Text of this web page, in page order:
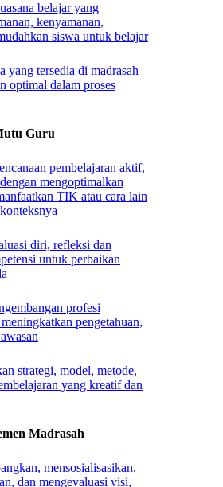
belajar yang
kenyamanan,
siswa untuk belajar
yang tersedia di madrasah
optimal dalam proses
Guru
pembelajaran aktif,
mengoptimalkan
TIK atau cara lain
diri, refleksi dan
untuk perbaikan
profesi
pengetahuan,
strategi, model, metode,
yang kreatif dan
Madrasah
mensosialisasikan,
dan mengevaluasi visi,